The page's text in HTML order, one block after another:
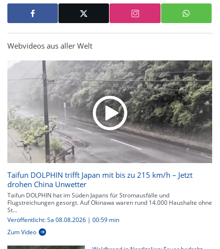
Webvideos aus aller Welt
Taifun DOLPHIN trifft Japan mit bis zu 215 km/h – Jetzt
drohen China Unwetter
Taifun DOLPHIN hat im Süden Japans für Stromausfälle und
Flugstreichungen gesorgt. Auf Okinawa waren rund 14.000 Haushalte ohne
St...
Veröffentlicht: Sa 08.08.2026 | 00:59 min
Zum Video